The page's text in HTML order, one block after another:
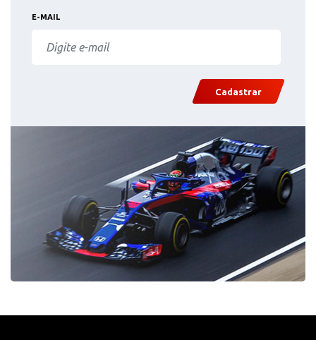
E-MAIL
Cadastrar